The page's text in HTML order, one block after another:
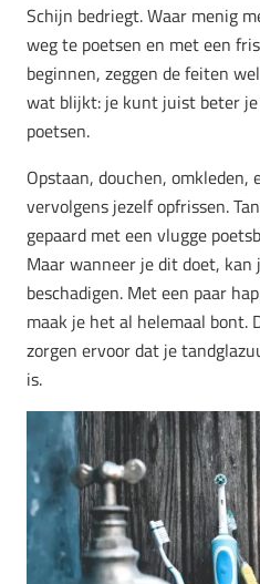
Schijn bedriegt. Waar menig
weg te poetsen en met een
beginnen, zeggen de feiten
wat blijkt: je kunt juist beter
poetsen.
Opstaan, douchen, omkleden,
vervolgens jezelf opfrissen.
gepaard met een vlugge
Maar wanneer je dit doet,
beschadigen. Met een paar
maak je het al helemaal bont.
zorgen ervoor dat je
is.